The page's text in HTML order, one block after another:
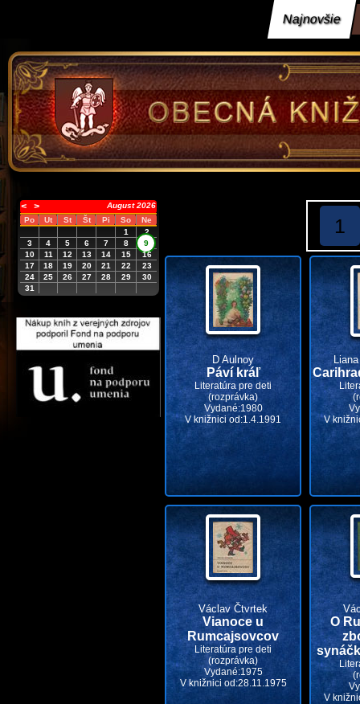
Najnovšie
< >
August 2026
Po
Ut St Št Pi So
Ne
1
2
3
4 5 6 7 8
9
10
11 12 13 14 15
16
17
18 19 20 21 22
23
24
25 26 27 28 29
30
31
1
D Aulnoy
Páví kráľ
Literatúra pre deti
(rozprávka)
Vydané:1980
V knižnici od:1.4.1991
V
Václav Čtvrtek
Vianoce u
Rumcajsovcov
Literatúra pre deti
(rozprávka)
Vydané:1975
V knižnici od:28.11.1975
O
V